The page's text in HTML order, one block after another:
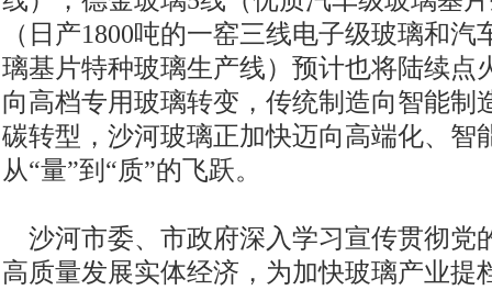
（日产1800吨的一窑三线电子级玻璃和
璃基片特种玻璃生产线）预计也将陆续点
向高档专用玻璃转变，传统制造向智能制
碳转型，沙河玻璃正加快迈向高端化、智
从“量”到“质”的飞跃。
沙河市委、市政府深入学习宣传贯彻党
高质量发展实体经济，为加快玻璃产业提